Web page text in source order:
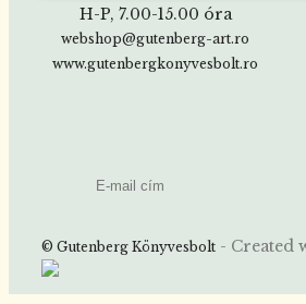
H-P, 7.00-15.00 óra
webshop@gutenberg-art.ro
www.gutenbergkonyvesbolt.ro
© Gutenberg Könyvesbolt - Created